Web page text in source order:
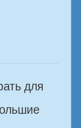
для